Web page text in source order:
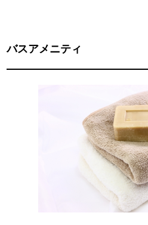
バスアメニティ